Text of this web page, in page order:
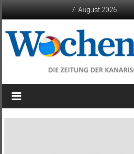
7. August 2026
Wochenblatt
die